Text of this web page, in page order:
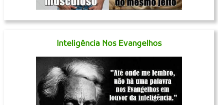
Inteligência Nos Evangelhos